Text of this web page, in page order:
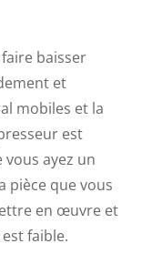
baisser
et
mobiles et la
est
ayez un
pièce que vous
en œuvre et
faible.